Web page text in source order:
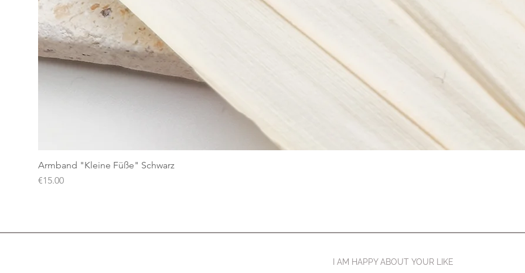
Armband "Kleine Füße" Schwarz
Price
€15.00
I AM HAPPY ABOUT YOUR LIKE